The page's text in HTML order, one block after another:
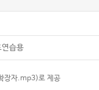
습용
장자.mp3)로 제공